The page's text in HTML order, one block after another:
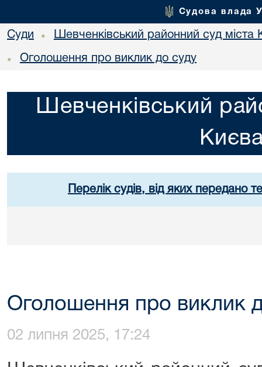
Судова влада
Суди • Шевченківський районний суд міста
• Оголошення про виклик до суду
Шевченківський
Перелік судів, від яких передано
Оголошення про виклик
02 липня 2025, 17:24